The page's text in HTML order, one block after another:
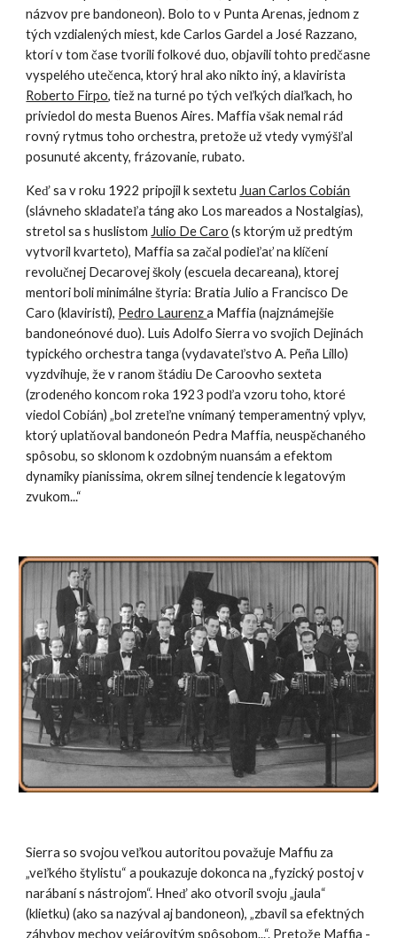
názvov pre bandoneon). Bolo to v Punta Arenas, jednom z
tých vzdialených miest, kde Carlos Gardel a José Razzano,
ktorí v tom čase tvorili folkové duo, objavili tohto predčasne
vyspelého utečenca, ktorý hral ako nikto iný, a klavirista
Roberto Firpo, tiež na turné po tých veľkých diaľkach, ho
priviedol do mesta Buenos Aires. Maffia však nemal rád
rovný rytmus toho orchestra, pretože už vtedy vymýšľal
posunuté akcenty, frázovanie, rubato.
Keď sa v roku 1922 pripojil k sextetu Juan Carlos Cobián
(slávneho skladateľa táng ako Los mareados a Nostalgias),
stretol sa s huslistom Julio De Caro (s ktorým už predtým
vytvoril kvarteto), Maffia sa začal podieľať na klíčení
revolučnej Decarovej školy (escuela decareana), ktorej
mentori boli minimálne štyria: Bratia Julio a Francisco De
Caro (klaviristi), Pedro Laurenza Maffia (najznámejšie
bandoneónové duo). Luis Adolfo Sierra vo svojich Dejinách
typického orchestra tanga (vydavateľstvo A. Peña Lillo)
vyzdvihuje, že v ranom štádiu De Caroovho sexteta
(zrodeného koncom roka 1923 podľa vzoru toho, ktoré
viedol Cobián) „bol zreteľne vnímaný temperamentný vplyv,
ktorý uplatňoval bandoneón Pedra Maffia, neuspěchaného
spôsobu, so sklonom k ozdobným nuansám a efektom
dynamiky pianissima, okrem silnej tendencie k legatovým
zvukom...“
Sierra so svojou veľkou autoritou považuje Maffiu za
„veľkého štylistu“ a poukazuje dokonca na „fyzický postoj v
narábaní s nástrojom“. Hneď ako otvoril svoju „jaula“
(klietku) (ako sa nazýval aj bandoneon), „zbavil sa efektných
záhybov mechov vejárovitým spôsobom...“. Pretože Maffia -